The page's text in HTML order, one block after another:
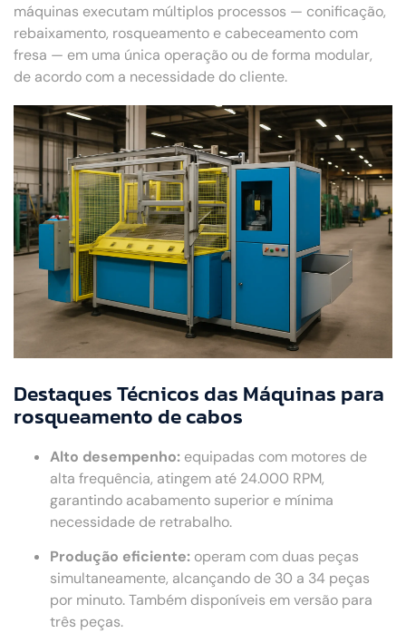
máquinas executam múltiplos processos — conificação,
rebaixamento, rosqueamento e cabeceamento com
fresa — em uma única operação ou de forma modular,
de acordo com a necessidade do cliente.
Destaques Técnicos das Máquinas para
rosqueamento de cabos
Alto desempenho: equipadas com motores de
alta frequência, atingem até 24.000 RPM,
garantindo acabamento superior e mínima
necessidade de retrabalho.
Produção eficiente: operam com duas peças
simultaneamente, alcançando de 30 a 34 peças
por minuto. Também disponíveis em versão para
três peças.